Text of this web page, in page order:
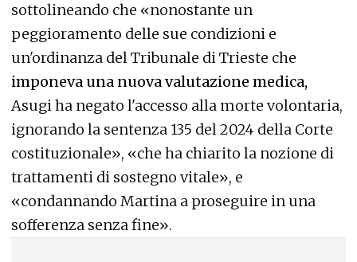
sottolineando che «nonostante un
peggioramento delle sue condizioni e
un'ordinanza del Tribunale di Trieste che
imponeva una nuova valutazione medica,
Asugi ha negato l'accesso alla morte volontaria,
ignorando la sentenza 135 del 2024 della Corte
costituzionale», «che ha chiarito la nozione di
trattamenti di sostegno vitale», e
«condannando Martina a proseguire in una
sofferenza senza fine».